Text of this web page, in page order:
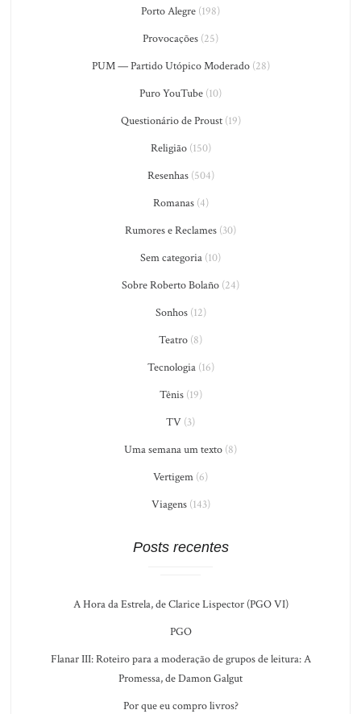
Porto Alegre (198)
Provocações (25)
PUM — Partido Utópico Moderado(28)
Puro YouTube (10)
Questionário de Proust(19)
Religião(150)
Resenhas(504)
Romanas(4)
Rumores e Reclames (30)
Sem categoria (10)
Sobre Roberto Bolaño (24)
Sonhos(12)
Teatro (8)
Tecnologia(16)
Tênis(19)
TV (3)
Uma semana um texto (8)
Vertigem (6)
Viagens(143)
Posts recentes
A Hora da Estrela, de Clarice Lispector (PGO VI)
PGO
Flanar III: Roteiro para a moderação de grupos de leitura: A
Promessa, de Damon Galgut
Por que eu compro livros?